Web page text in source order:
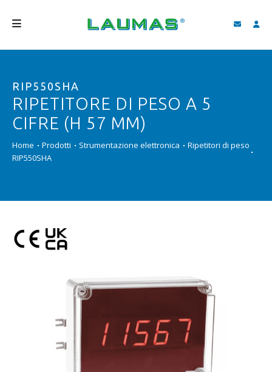
PRODOTTI
SERVIZI
VIDEO
CERCA
RIP550SHA
RIPETITORE DI PESO A 5
CIFRE (H 57 MM)
Home Prodotti Strumentazione elettronica
Ripetitori di peso
RIP550SHA